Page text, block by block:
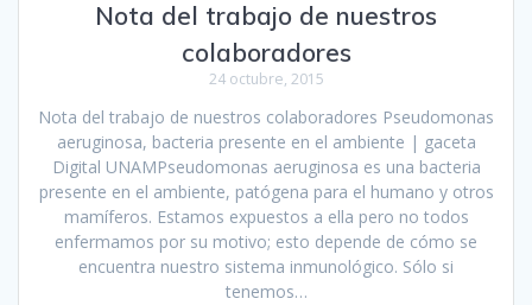
Nota del trabajo de nuestros
colaboradores
24 octubre, 2015
Nota del trabajo de nuestros colaboradores Pseudomonas
aeruginosa, bacteria presente en el ambiente | gaceta
Digital UNAMPseudomonas aeruginosa es una bacteria
presente en el ambiente, patógena para el humano y otros
mamíferos. Estamos expuestos a ella pero no todos
enfermamos por su motivo; esto depende de cómo se
encuentra nuestro sistema inmunológico. Sólo si
tenemos…